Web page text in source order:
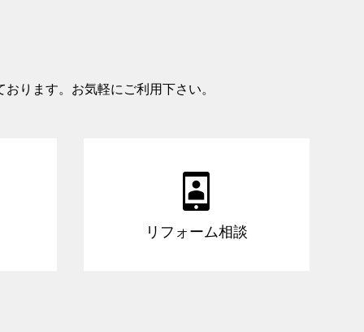
ります。お気軽にご利用下さい。

リフォーム相談